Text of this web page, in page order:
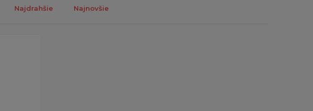
Najdrahšie Najnovšie